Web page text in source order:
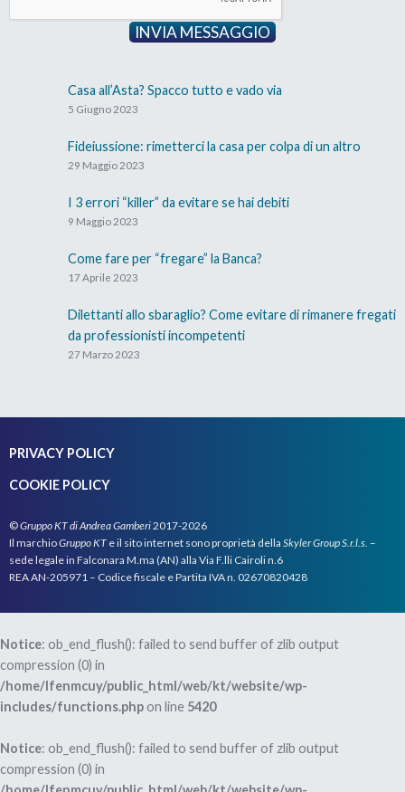
INVIA MESSAGGIO
Casa all’Asta? Spacco tutto e vado via
5 Giugno 2023
Fideiussione: rimetterci la casa per colpa di un altro
29 Maggio 2023
I 3 errori “killer” da evitare se hai debiti
9 Maggio 2023
Come fare per “fregare” la Banca?
17 Aprile 2023
Dilettanti allo sbaraglio? Come evitare di rimanere fregati
da professionisti incompetenti
27 Marzo 2023
PRIVACY POLICY
COOKIE POLICY
©Gruppo KT di Andrea Gamberi2017-2026
Il marchioGruppo KT e il sito internet sono proprietà della Skyler Group S.r.l.s. –
sede legale in Falconara M.ma (AN) alla Via F.lli Cairoli n.6
REA AN-205971 – Codice fiscale e Partita IVA n. 02670820428
Notice: ob_end_flush(): failed to send buffer of zlib output
compression (0) in
/home/lfenmcuy/public_html/web/kt/website/wp-
includes/functions.php on line 5420
Notice: ob_end_flush(): failed to send buffer of zlib output
compression (0) in